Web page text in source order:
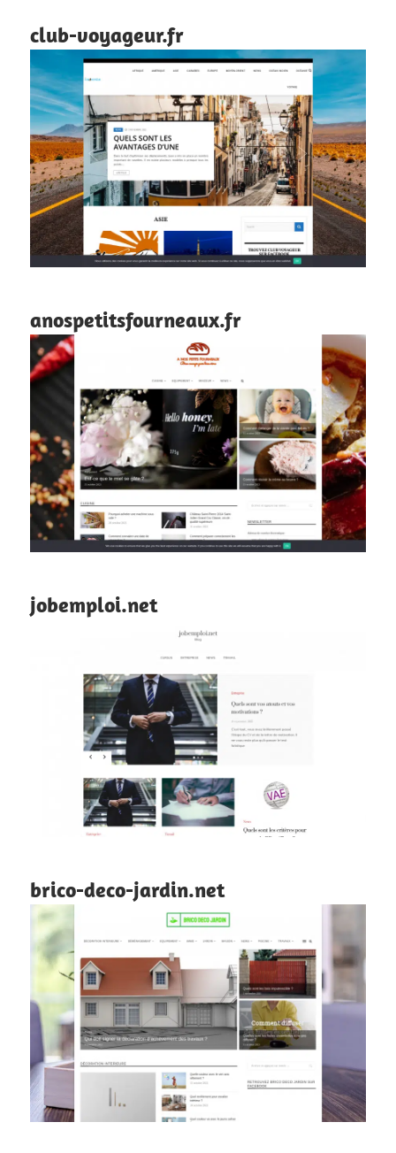
club-voyageur.fr
anospetitsfourneaux.fr
jobemploi.net
brico-deco-jardin.net